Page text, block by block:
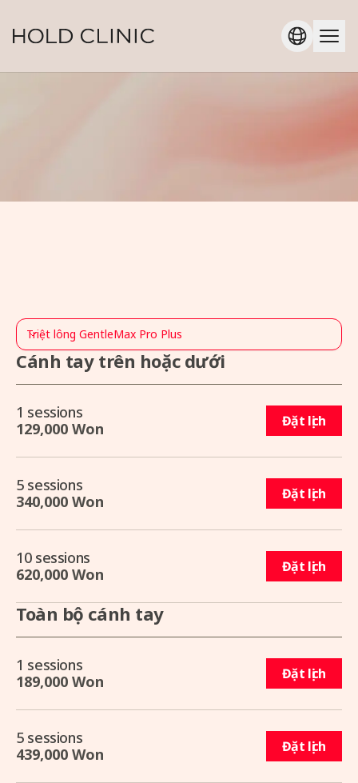
Triệt lông GentleMax Pro Plus
Cánh tay trên hoặc dưới
1 sessions
129,000 Won
Đặt lịch
5 sessions
340,000 Won
Đặt lịch
10 sessions
620,000 Won
Đặt lịch
Toàn bộ cánh tay
1 sessions
189,000 Won
Đặt lịch
5 sessions
439,000 Won
Đặt lịch